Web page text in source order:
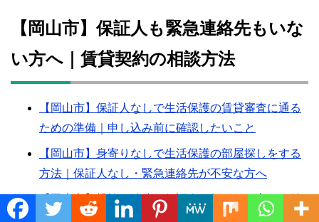
【岡山市】保証人も緊急連絡先もいな
い方へ｜賃貸契約の相談方法
【岡山市】保証人なしで生活保護の賃貸審査に通る
ための準備｜申し込み前に確認したいこと
【岡山市】身寄りなしで生活保護の部屋探しをする
方法｜保証人なし・緊急連絡先が不安な方へ
【岡山市】親族と疎遠で保証人を頼めない方へ｜賃
貸契約の相談方法
Translate »